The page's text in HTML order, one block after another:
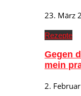
23. März
Rezepte
Gegen
mein
2.